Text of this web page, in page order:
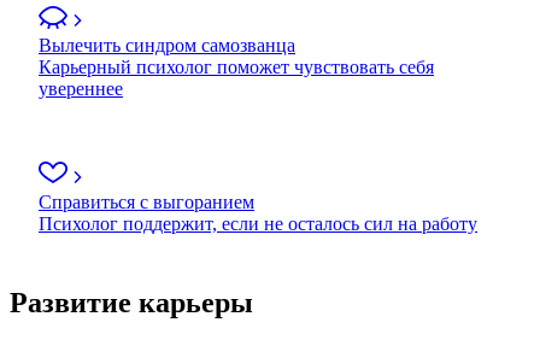
Вылечить синдром самозванца
Карьерный психолог поможет чувствовать себя
увереннее
Справиться с выгоранием
Психолог поддержит, если не осталось сил на работу
Развитие карьеры